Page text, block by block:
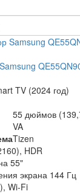
TV (2024 год)
55 дюймов
VA
Tizen
HDR
55"
экрана 144 Гц
Wi-Fi